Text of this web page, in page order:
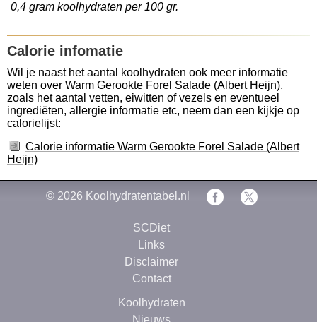
0,4 gram koolhydraten per 100 gr.
Calorie infomatie
Wil je naast het aantal koolhydraten ook meer informatie
weten over Warm Gerookte Forel Salade (Albert Heijn),
zoals het aantal vetten, eiwitten of vezels en eventueel
ingrediëten, allergie informatie etc, neem dan een kijkje op
calorielijst:
Calorie informatie Warm Gerookte Forel Salade (Albert
Heijn)
© 2026 Koolhydratentabel.nl
SCDiet
Links
Disclaimer
Contact
Koolhydraten
Nieuws